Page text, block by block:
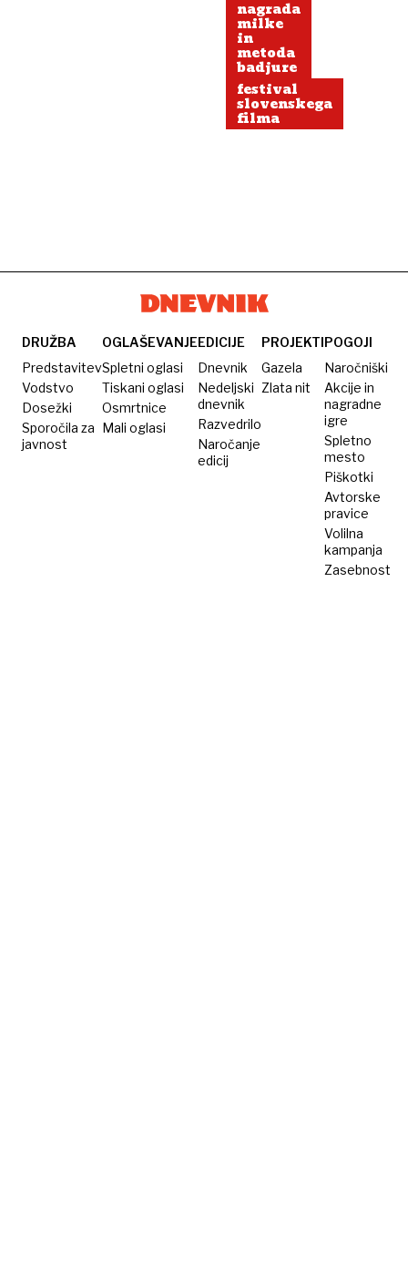
nagrada
milke
in
metoda
badjure
festival
slovenskega
filma
DRUŽBA
Predstavitev
Vodstvo
Dosežki
Sporočila za
javnost
OGLAŠEVANJE
Spletni oglasi
Tiskani oglasi
Osmrtnice
Mali oglasi
EDICIJE
Dnevnik
Nedeljski
dnevnik
Razvedrilo
Naročanje
edicij
PROJEKTI
Gazela
Zlata nit
POGOJI
Naročniški
Akcije in
nagradne
igre
Spletno
mesto
Piškotki
Avtorske
pravice
Volilna
kampanja
Zasebnost